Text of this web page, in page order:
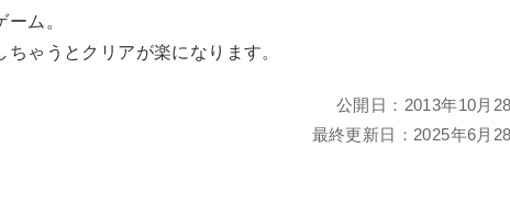
ム。
ゃうとクリアが楽になります。
公開日： 2013年10月
最終更新日： 2025年6月